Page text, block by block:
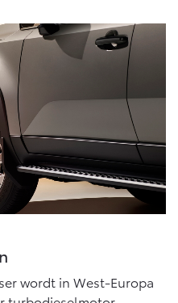
wordt in West-Europa